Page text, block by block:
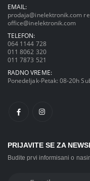
EMAIL:
prodaja@inelektronik.com
office@inelektronik.com
TELEFON:
064 1144 728
011 8062 320
011 7873 521
RADNO VREME:
Ponedeljak-Petak: 08-20h
PRIJAVITE SE ZA
Budite prvi informisani o